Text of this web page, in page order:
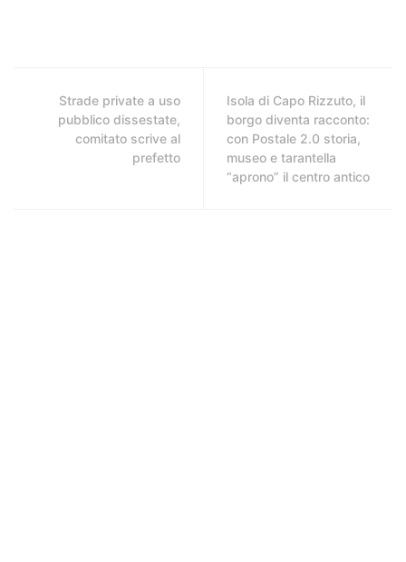
Strade private a uso
pubblico dissestate,
comitato scrive al
prefetto
Isola di Capo Rizzuto, il
borgo diventa racconto:
con Postale 2.0 storia,
museo e tarantella
“aprono” il centro antico